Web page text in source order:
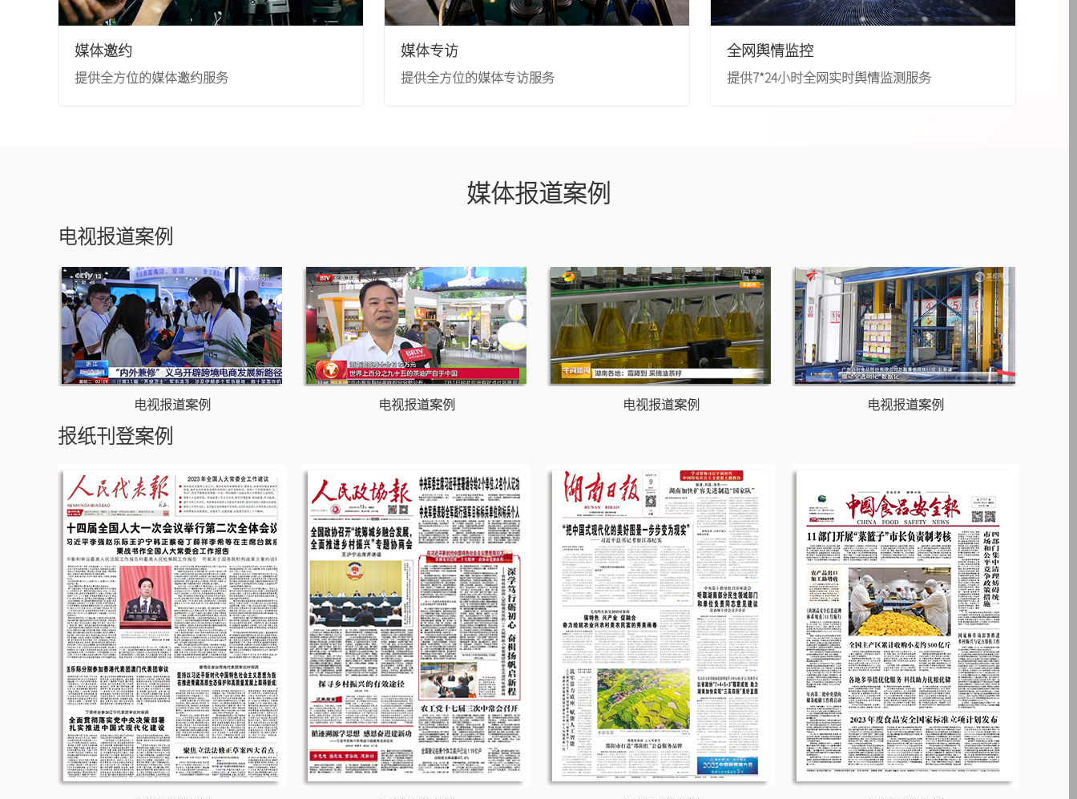
四川卫视
四川卫视
{else}
湖北卫视
{/pboot:if} {pboot:if(13'=='13')}
{else}{/pboot:if} {pboot:if(13'=='13')}
媒体邀约
提供全方位的媒体邀约服务
媒体专访
提供全方位的媒体专访服务
全网舆情监控
提供7*24小时全网实时舆情监测服务
媒体报道案例
电视报道案例
电视报道案例 电视报道案例 电视报道案例 电视报道案例
报纸刊登案例